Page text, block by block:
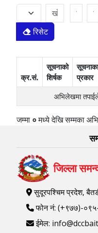
रिसेट
क्र.सं.
सूचनाको
शिर्षक
प्रकार
अभिलेखमा
जम्मा ०मध्येदेखिसम्मका
जिल्ला
सुदूरपश्चिम प्रदेश,
फोन नं: (+९७७)-
ईमेल: